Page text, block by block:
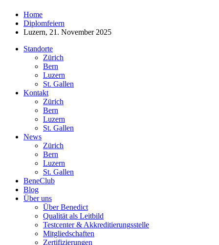
Home
Diplomfeiern
Luzern, 21. November 2025
Standorte
Zürich
Bern
Luzern
St. Gallen
Kontakt
Zürich
Bern
Luzern
St. Gallen
News
Zürich
Bern
Luzern
St. Gallen
BeneClub
Blog
Über uns
Über Benedict
Qualität als Leitbild
Testcenter & Akkreditierungsstelle
Mitgliedschaften
Zertifizierungen